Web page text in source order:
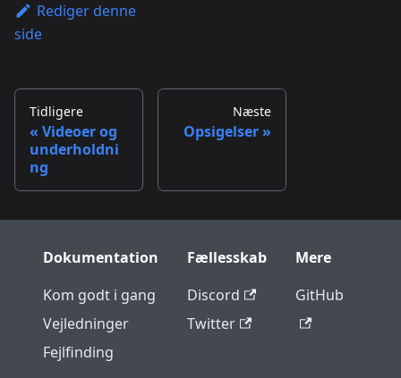
Rediger denne
side
Tidligere
Videoer og
underholdni
ng
Næste
Opsigelser
Dokumentation
Kom godt i gang
Vejledninger
Fejlfinding
Fællesskab
Discord
Twitter
Mere
GitHub